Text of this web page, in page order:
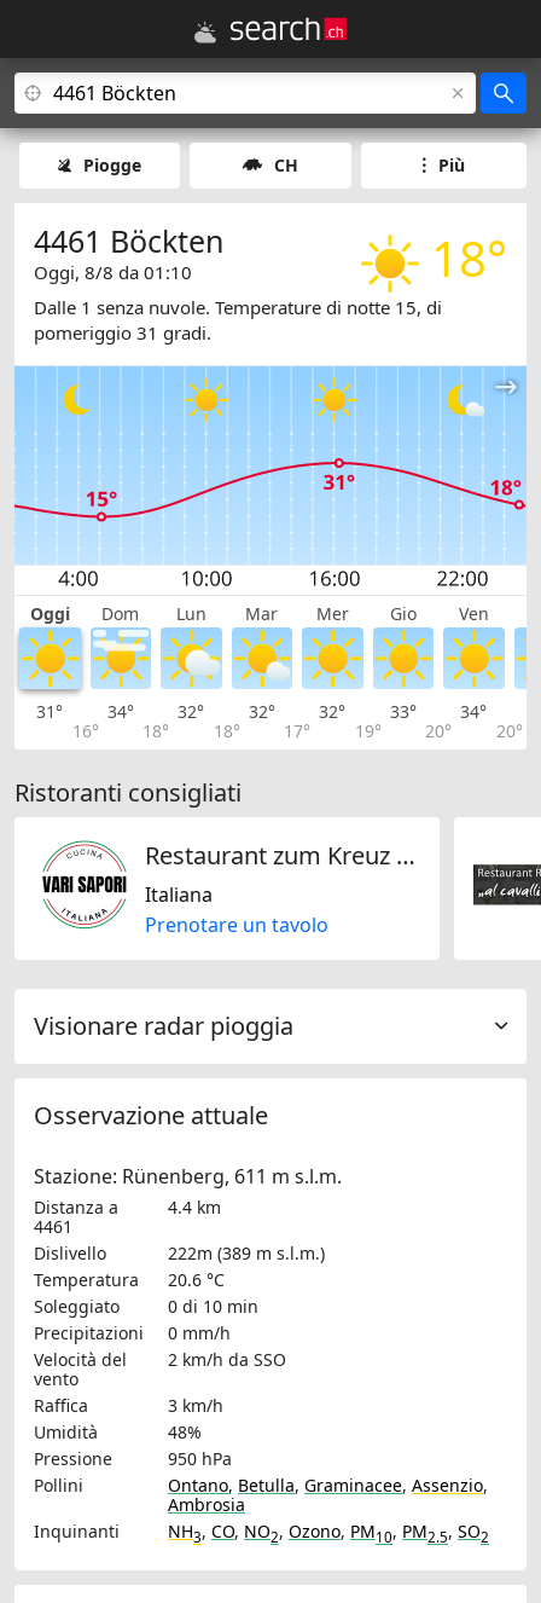
Piogge CH Più
18°
4461 Böckten
Oggi, 8/8 da 01:10
Dalle 1 senza nuvole. Temperature di notte 15, di
pomeriggio 31 gradi.
Oggi Dom Lun Mar Mer Gio Ven
31°
16°
34°
18°
32°
18°
32°
17°
32°
19°
33°
20°
34°
20°
Ristoranti consigliati
Restaurant zum Kreuz (Vari Sapori)
Italiana
Prenotare un tavolo
Visionare radar pioggia
Osservazione attuale
Stazione: Rünenberg, 611 m s.l.m.
Distanza a
4461
4.4 km
Dislivello
222m (389 m s.l.m.)
Temperatura
20.6 °C
Soleggiato
0 di 10 min
Precipitazioni
0 mm/h
Velocità del
vento
2 km/h da SSO
Raffica
3 km/h
Umidità
48%
Pressione
950 hPa
Pollini
Ontano, Betulla, Graminacee, Assenzio,
Ambrosia
Inquinanti
NH3, CO, NO2, Ozono, PM10, PM2.5, SO2